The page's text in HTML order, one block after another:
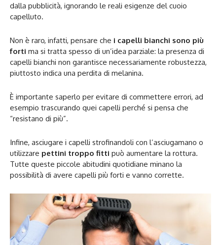
dalla pubblicità, ignorando le reali esigenze del cuoio
capelluto.
Non è raro, infatti, pensare che i capelli bianchi sono più
forti ma si tratta spesso di un’idea parziale: la presenza di
capelli bianchi non garantisce necessariamente robustezza,
piuttosto indica una perdita di melanina.
È importante saperlo per evitare di commettere errori, ad
esempio trascurando quei capelli perché si pensa che
“resistano di più”.
Infine, asciugare i capelli strofinandoli con l’asciugamano o
utilizzare pettini troppo fitti può aumentare la rottura.
Tutte queste piccole abitudini quotidiane minano la
possibilità di avere capelli più forti e vanno corrette.